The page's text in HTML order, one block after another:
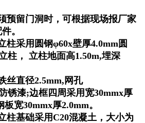
预留门洞时，可根据现场报厂家
。
柱采用圆钢φ60x壁厚4.0mm圆
柱， 立柱地面高1.50m,埋深
丝直径2.5mm,网孔
锈漆;边框四周采用宽30mmx厚
宽30mmx厚2.0mm。
柱基础采用C20混凝土，大小为